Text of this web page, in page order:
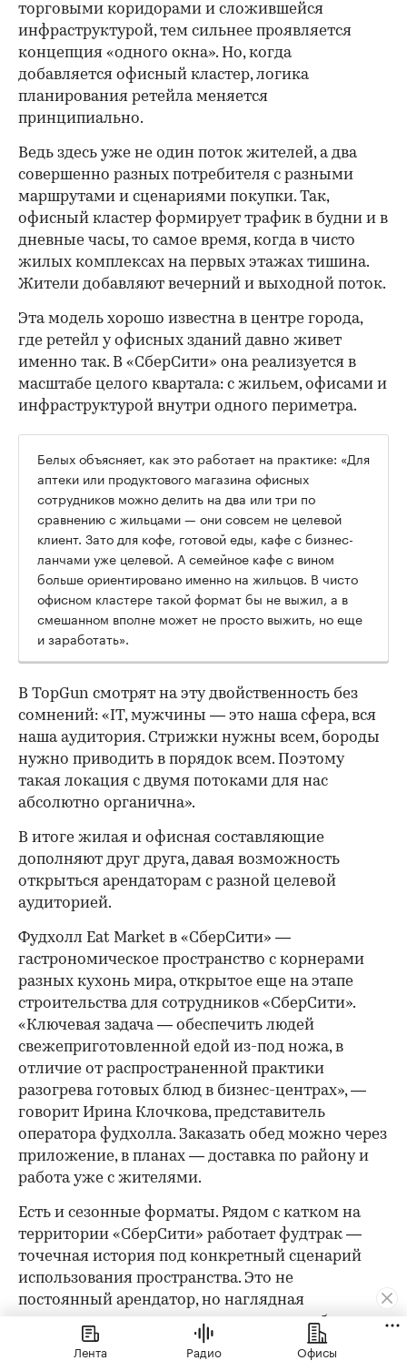
торговыми коридорами и сложившейся
инфраструктурой, тем сильнее проявляется
концепция «одного окна». Но, когда
добавляется офисный кластер, логика
планирования ретейла меняется
принципиально.
Ведь здесь уже не один поток жителей, а два
совершенно разных потребителя с разными
маршрутами и сценариями покупки. Так,
офисный кластер формирует трафик в будни и в
дневные часы, то самое время, когда в чисто
жилых комплексах на первых этажах тишина.
Жители добавляют вечерний и выходной поток.
Эта модель хорошо известна в центре города,
где ретейл у офисных зданий давно живет
именно так. В «СберСити» она реализуется в
масштабе целого квартала: с жильем, офисами и
инфраструктурой внутри одного периметра.
Белых объясняет, как это работает на практике: «Для
аптеки или продуктового магазина офисных
сотрудников можно делить на два или три по
сравнению с жильцами — они совсем не целевой
клиент. Зато для кофе, готовой еды, кафе с бизнес-
ланчами уже целевой. А семейное кафе с вином
больше ориентировано именно на жильцов. В чисто
офисном кластере такой формат бы не выжил, а в
смешанном вполне может не просто выжить, но еще
и заработать».
В TopGun смотрят на эту двойственность без
сомнений: «IT, мужчины — это наша сфера, вся
наша аудитория. Стрижки нужны всем, бороды
нужно приводить в порядок всем. Поэтому
такая локация с двумя потоками для нас
абсолютно органична».
В итоге жилая и офисная составляющие
дополняют друг друга, давая возможность
открыться арендаторам с разной целевой
аудиторией.
Фудхолл Eat Market в «СберСити» —
гастрономическое пространство с корнерами
разных кухонь мира, открытое еще на этапе
строительства для сотрудников «СберСити».
«Ключевая задача — обеспечить людей
свежеприготовленной едой из-под ножа, в
отличие от распространенной практики
разогрева готовых блюд в бизнес-центрах», —
говорит Ирина Клочкова, представитель
оператора фудхолла. Заказать обед можно через
приложение, в планах — доставка по району и
работа уже с жителями.
Есть и сезонные форматы. Рядом с катком на
территории «СберСити» работает фудтрак —
точечная история под конкретный сценарий
использования пространства. Это не
постоянный арендатор, но наглядная
демонстрация того, как среда может работать в
разных режимах в зависимости от времени
Лента Радио Офисы